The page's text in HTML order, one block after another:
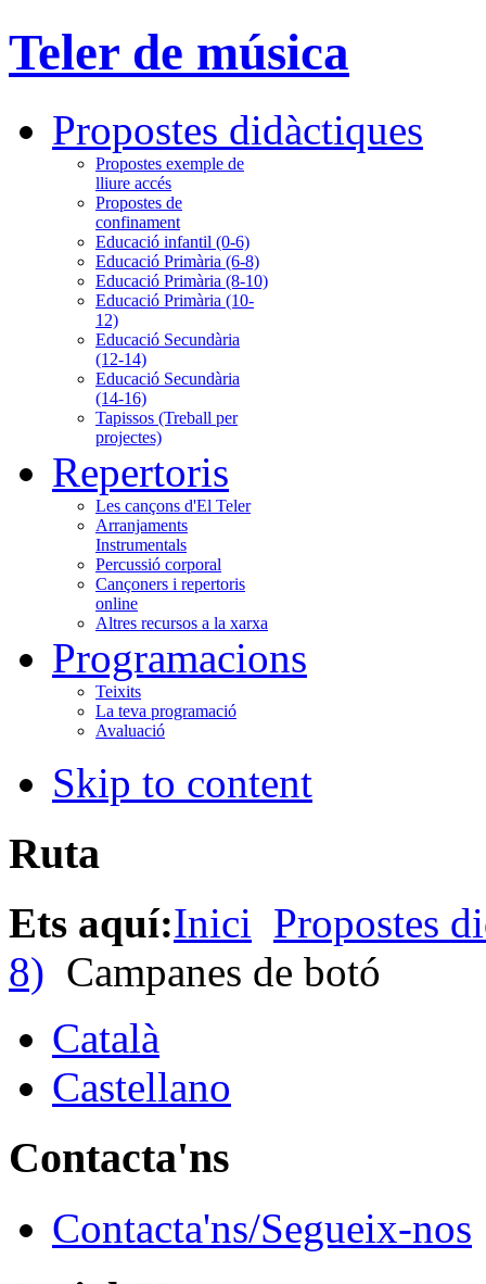
Teler de música
Propostes didàctiques
Propostes exemple de
lliure accés
Propostes de
confinament
Educació infantil (0-6)
Educació Primària (6-8)
Educació Primària (8-10)
Educació Primària (10-
12)
Educació Secundària
(12-14)
Educació Secundària
(14-16)
Tapissos (Treball per
projectes)
Repertoris
Les cançons d'El Teler
Arranjaments
Instrumentals
Percussió corporal
Cançoners i repertoris
online
Altres recursos a la xarxa
Programacions
Teixits
La teva programació
Avaluació
Skip to content
Ruta
Ets aquí:Inici Propostes
8) Campanes de botó
Català
Castellano
Contacta'ns
Contacta'ns/Segueix-nos